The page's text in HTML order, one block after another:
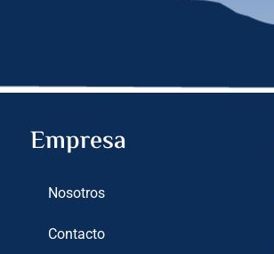
Empresa
Nosotros
Contacto